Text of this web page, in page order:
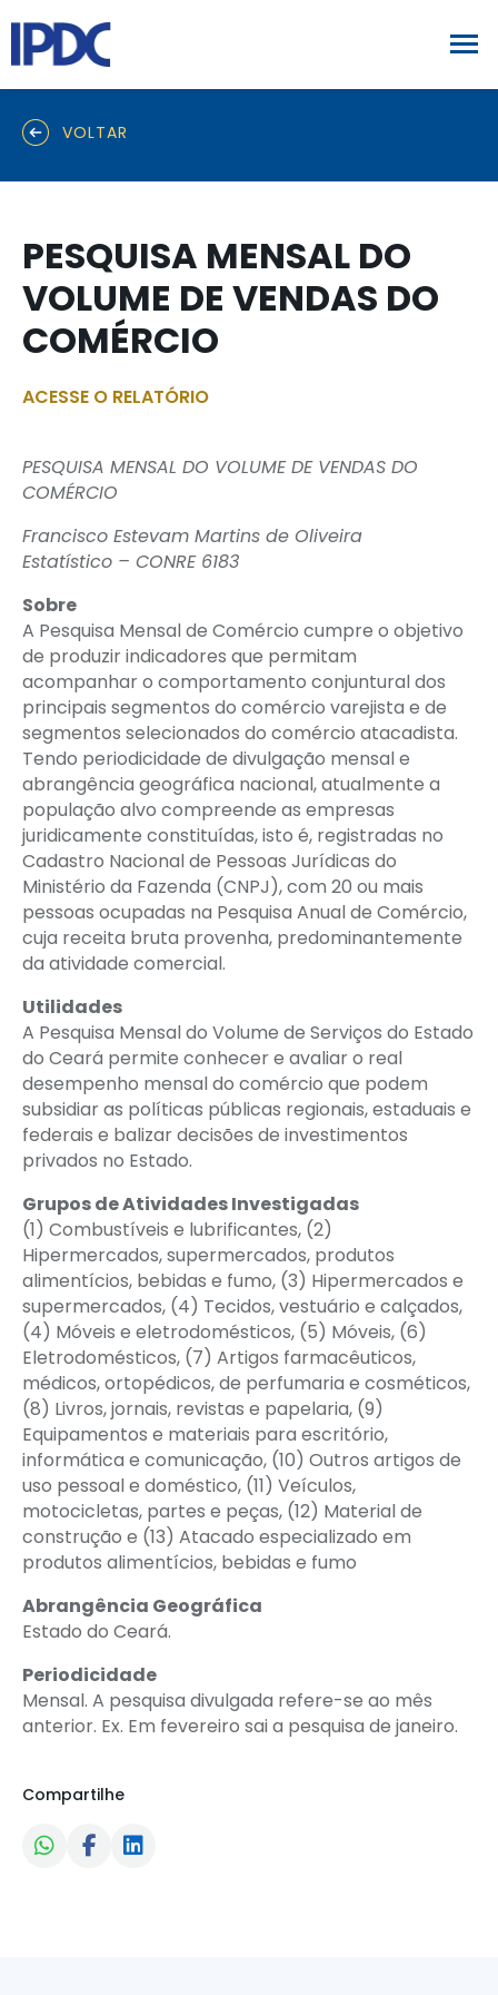
VOLTAR
PESQUISA MENSAL DO
VOLUME DE VENDAS DO
COMÉRCIO
ACESSE O RELATÓRIO
PESQUISA MENSAL DO VOLUME DE VENDAS DO
COMÉRCIO
Francisco Estevam Martins de Oliveira
Estatístico – CONRE 6183
Sobre
A Pesquisa Mensal de Comércio cumpre o objetivo
de produzir indicadores que permitam
acompanhar o comportamento conjuntural dos
principais segmentos do comércio varejista e de
segmentos selecionados do comércio atacadista.
Tendo periodicidade de divulgação mensal e
abrangência geográfica nacional, atualmente a
população alvo compreende as empresas
juridicamente constituídas, isto é, registradas no
Cadastro Nacional de Pessoas Jurídicas do
Ministério da Fazenda (CNPJ), com 20 ou mais
pessoas ocupadas na Pesquisa Anual de Comércio,
cuja receita bruta provenha, predominantemente
da atividade comercial.
Utilidades
A Pesquisa Mensal do Volume de Serviços do Estado
do Ceará permite conhecer e avaliar o real
desempenho mensal do comércio que podem
subsidiar as políticas públicas regionais, estaduais e
federais e balizar decisões de investimentos
privados no Estado.
Grupos de Atividades Investigadas
(1) Combustíveis e lubrificantes, (2)
Hipermercados, supermercados, produtos
alimentícios, bebidas e fumo, (3) Hipermercados e
supermercados, (4) Tecidos, vestuário e calçados,
(4) Móveis e eletrodomésticos, (5) Móveis, (6)
Eletrodomésticos, (7) Artigos farmacêuticos,
médicos, ortopédicos, de perfumaria e cosméticos,
(8) Livros, jornais, revistas e papelaria, (9)
Equipamentos e materiais para escritório,
informática e comunicação, (10) Outros artigos de
uso pessoal e doméstico, (11) Veículos,
motocicletas, partes e peças, (12) Material de
construção e (13) Atacado especializado em
produtos alimentícios, bebidas e fumo
Abrangência Geográfica
Estado do Ceará.
Periodicidade
Mensal. A pesquisa divulgada refere-se ao mês
anterior. Ex. Em fevereiro sai a pesquisa de janeiro.
Compartilhe